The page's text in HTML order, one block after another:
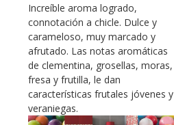
Increíble aroma logrado,
connotación a chicle. Dulce y
carameloso, muy marcado y
afrutado. Las notas aromáticas
de clementina, grosellas, moras,
fresa y frutilla, le dan
características frutales jóvenes y
veraniegas.